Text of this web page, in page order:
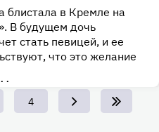
блистала в Кремле на
В будущем дочь
стать певицей, и ее
что это желание
Page
4